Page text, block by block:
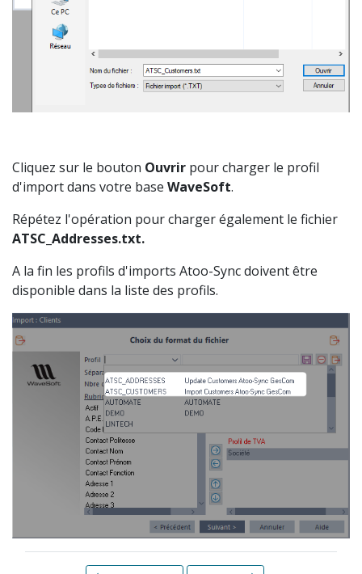
Cliquez sur le bouton Ouvrir pour charger le profil
d'import dans votre base WaveSoft.
Répétez l'opération pour charger également le fichier
ATSC_Addresses.txt.
A la fin les profils d'imports Atoo-Sync doivent être
disponible dans la liste des profils.